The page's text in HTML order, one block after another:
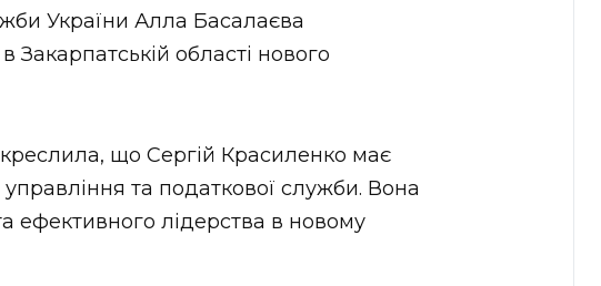
України Алла Басалаєва
області нового
що Сергій Красиленко має
та податкової служби. Вона
ефективного лідерства в новому